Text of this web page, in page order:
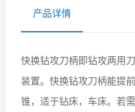
产品详情
快换钻攻刀柄即钻攻两用
装置。快换钻攻刀柄能提
锥，适于钻床，车床。若